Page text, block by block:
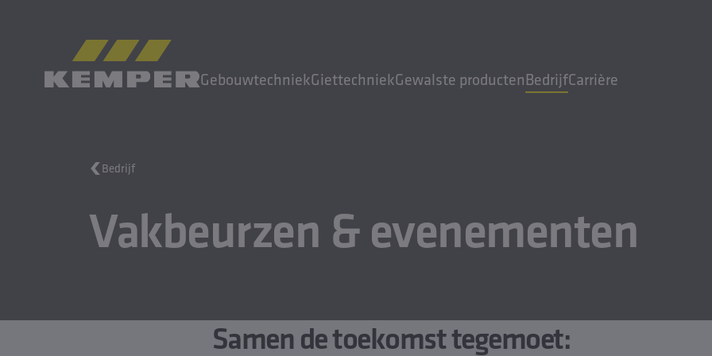
GebouwtechniekGiettechniekGewalste productenBedrijfCarrière
MENU
Giettechniek
Gewalste producten
NL| NL Taalwisselaar
Bedrijf
Vakbeurzen & evenementen
Samen de toekomst tegemoet: